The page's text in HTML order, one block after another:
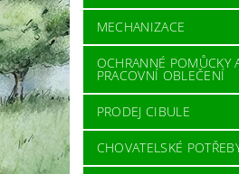
MECHANIZACE
OCHRANNÉ POMŮCKY
PRACOVNÍ OBLEČENÍ
PRODEJ CIBULE
CHOVATELSKÉ